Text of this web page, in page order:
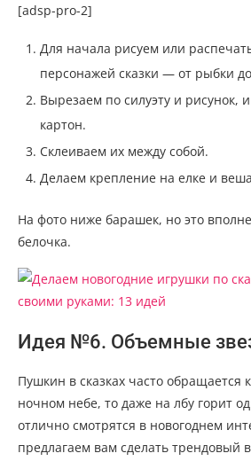
[adsp-pro-2]
Для начала рисуем или
персонажей сказки — от рыбки
Вырезаем по силуэту и рисунок,
картон.
Склеиваем их между собой.
Делаем крепление на елке и
На фото ниже барашек, но это
белочка.
Идея №6. Объемные
Пушкин в сказках часто обращается
ночном небе, то даже на лбу горит
отлично смотрятся в новогоднем
предлагаем вам сделать трендовый